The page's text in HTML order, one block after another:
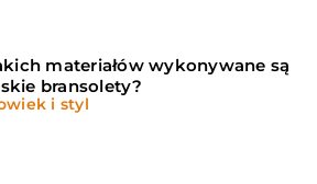
materiałów wykonywane są
bransolety?
i styl